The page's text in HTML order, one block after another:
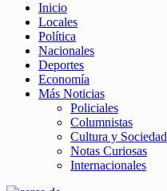
Inicio
Locales
Política
Nacionales
Deportes
Economía
Más Noticias
Policiales
Columnistas
Cultura y Sociedad
Notas Curiosas
Internacionales